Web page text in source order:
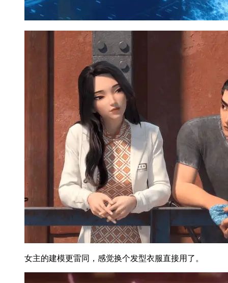
女主的建模更雷同，感觉换个发型衣服直接用了。